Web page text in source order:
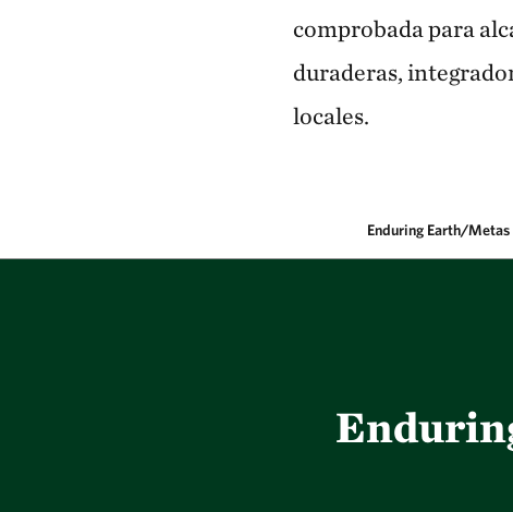
comprobada para
duraderas,
locales.
Enduring Earth/Metas